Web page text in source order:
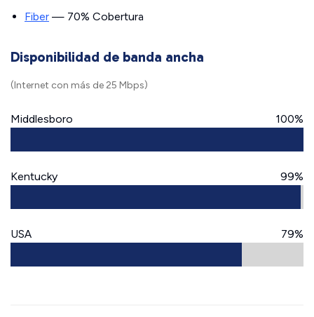
Fiber — 70% Cobertura
Disponibilidad de banda ancha
(Internet con más de 25 Mbps)
Middlesboro 100%
Kentucky 99%
USA 79%